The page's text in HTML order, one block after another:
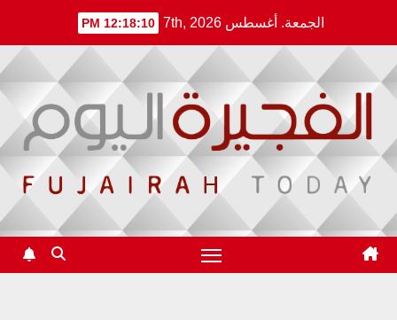
content
الجمعة. أغسطس 7th, 2026 12:18:10 PM